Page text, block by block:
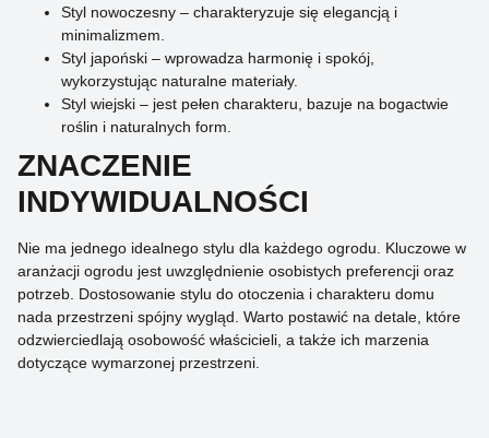
Styl nowoczesny – charakteryzuje się elegancją i
minimalizmem.
Styl japoński – wprowadza harmonię i spokój,
wykorzystując naturalne materiały.
Styl wiejski – jest pełen charakteru, bazuje na bogactwie
roślin i naturalnych form.
ZNACZENIE
INDYWIDUALNOŚCI
Nie ma jednego idealnego stylu dla każdego ogrodu. Kluczowe w
aranżacji ogrodu jest uwzględnienie osobistych preferencji oraz
potrzeb. Dostosowanie stylu do otoczenia i charakteru domu
nada przestrzeni spójny wygląd. Warto postawić na detale, które
odzwierciedlają osobowość właścicieli, a także ich marzenia
dotyczące wymarzonej przestrzeni.